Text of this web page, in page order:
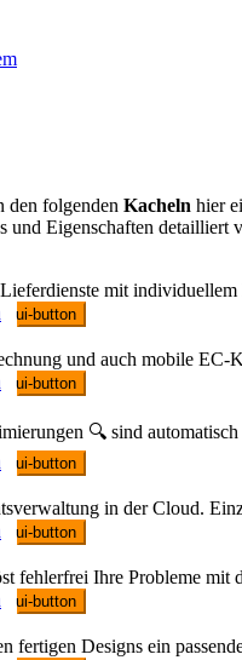
den folgenden Kacheln hier
und Eigenschaften
mit individuellem
ui-button
und auch mobile
ui-button
🔍 sind
ui-button
in der Cloud.
ui-button
fehlerfrei Ihre Probleme mit
ui-button
fertigen Designs ein